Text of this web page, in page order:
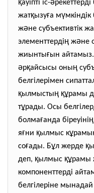
қауіпті іс-ә
жатқызуға мү
және субъективтік жа
элементтердің және
жиынтығын айтамыз.
әрқайсысы оның
белгілерімен
қылмыстың құрамы
тұрады. Осы
болмағанда біреуінің
яғни қылмыс кұ
соғады. Бұл жерде қ
деп, қылмыс құрамы
компоненттерді
белгілеріне мынадай